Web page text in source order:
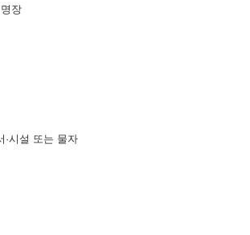
장
시설 또는 물자